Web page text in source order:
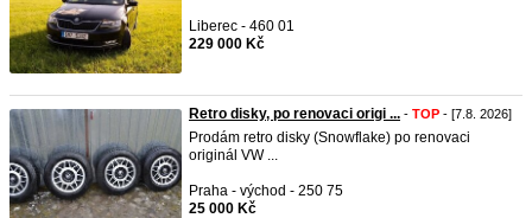
Liberec - 460 01
229 000 Kč
Retro disky, po renovaci origi ... - TOP - [7.8. 2026]
Prodám retro disky (Snowflake) po renovaci
originál VW ...
Praha - východ - 250 75
25 000 Kč